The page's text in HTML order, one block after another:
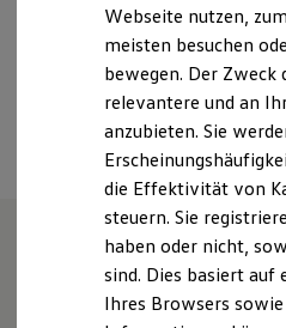
Laden
Laden unterwegs
Laden Zuhause
Ladestationen
Batterie
Sicherheit
Garantie und
Nachhaltigkeit
Technologie
Kosten und Kauf
Verbrauchskosten
Kaufoptionen
E-Auto-
Wie
Webseite nutzen,
meisten besuchen
bewegen. Der Zweck
relevantere und an
anzubieten. Sie
die Effektivität von
steuern. Sie
haben oder nicht,
sind. Dies basiert
Ihres Browsers